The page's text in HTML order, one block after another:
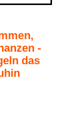
-
das